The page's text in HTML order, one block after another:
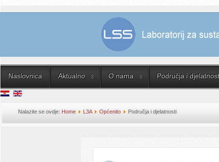
Naslovnica Aktualno O nama Područja i
Nalazite se ovdje: Home L3A Općenito Područja i djelatnosti